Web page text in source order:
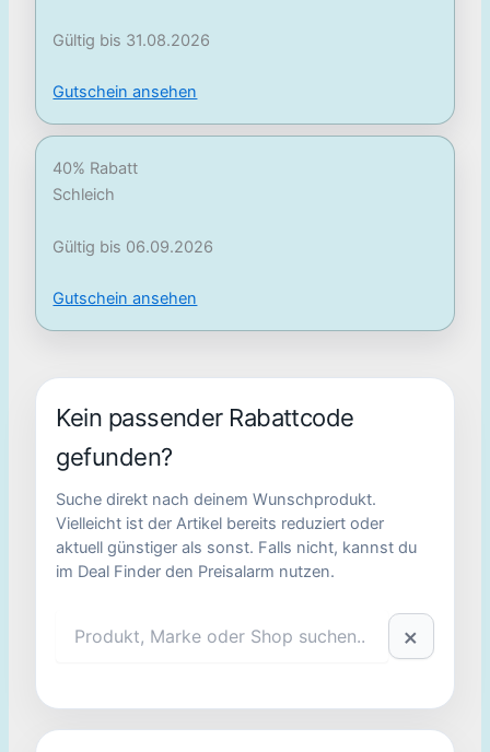
Gültig bis 31.08.2026
Gutschein ansehen
40% Rabatt
Schleich
Gültig bis 06.09.2026
Gutschein ansehen
Kein passender Rabattcode
gefunden?
Suche direkt nach deinem Wunschprodukt.
Vielleicht ist der Artikel bereits reduziert oder
aktuell günstiger als sonst. Falls nicht, kannst du
im Deal Finder den Preisalarm nutzen.
×